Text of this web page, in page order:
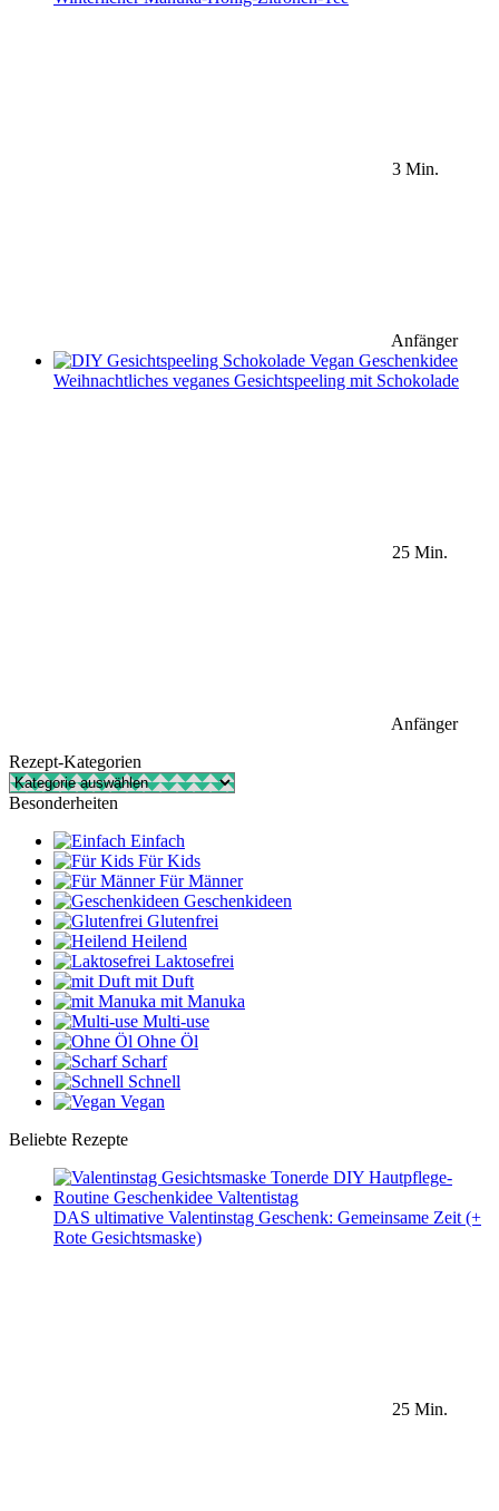
3 Min.
Anfänger
Weihnachtliches veganes Gesichtspeeling mit Schokolade
25 Min.
Anfänger
Rezept-Kategorien
Rezept-
Kategorien
Besonderheiten
Einfach
Für Kids
Für Männer
Geschenkideen
Glutenfrei
Heilend
Laktosefrei
mit Duft
mit Manuka
Multi-use
Ohne Öl
Scharf
Schnell
Vegan
Beliebte Rezepte
DAS ultimative Valentinstag Geschenk: Gemeinsame Zeit (+
Rote Gesichtsmaske)
25 Min.